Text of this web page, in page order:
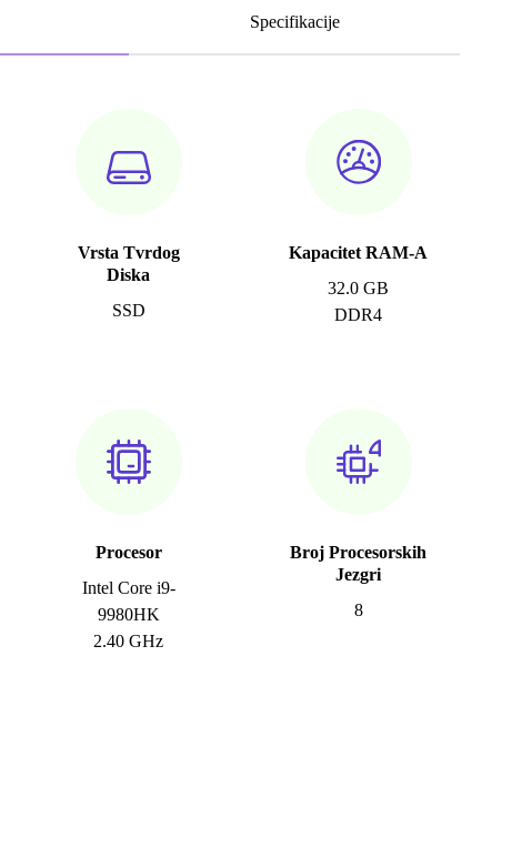
Specifikacije
Vrsta Tvrdog
Diska
SSD
Kapacitet RAM-A
32.0 GB
DDR4
Procesor
Intel Core i9-
9980HK
2.40 GHz
Broj Procesorskih
Jezgri
8